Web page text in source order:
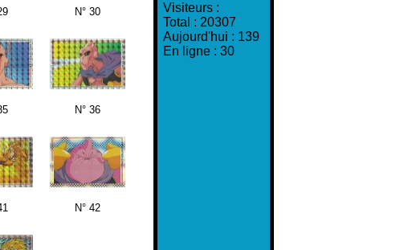
Visiteurs :
Total : 20307
Aujourd'hui : 139
En ligne : 30
N° 30
N° 36
N° 42